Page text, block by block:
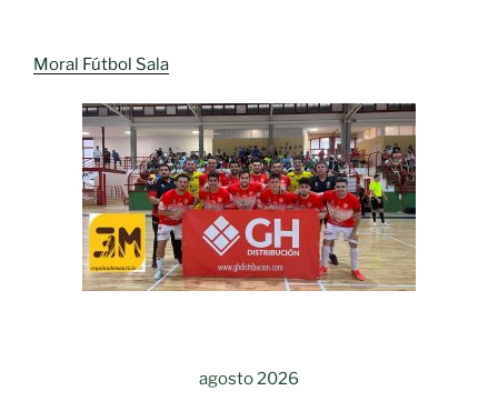
Moral Fútbol Sala
agosto 2026